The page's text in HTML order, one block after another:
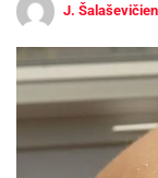
J.